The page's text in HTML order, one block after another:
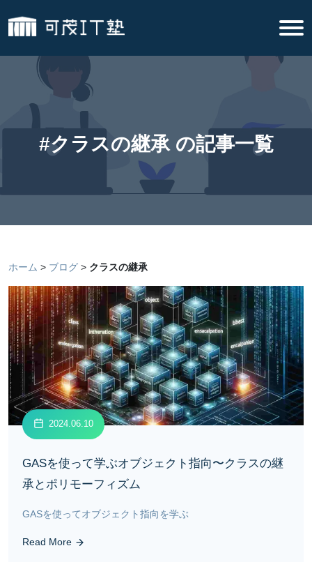
#クラスの継承 の記事一覧
ホーム ブログ クラスの継承
2024.06.10
GASを使って学ぶオブジェクト指向〜クラスの継
承とポリモーフィズム
GASを使ってオブジェクト指向を学ぶ
Read More